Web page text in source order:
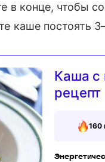
в конце, чтобы
каше
Каша с
рецепт
160